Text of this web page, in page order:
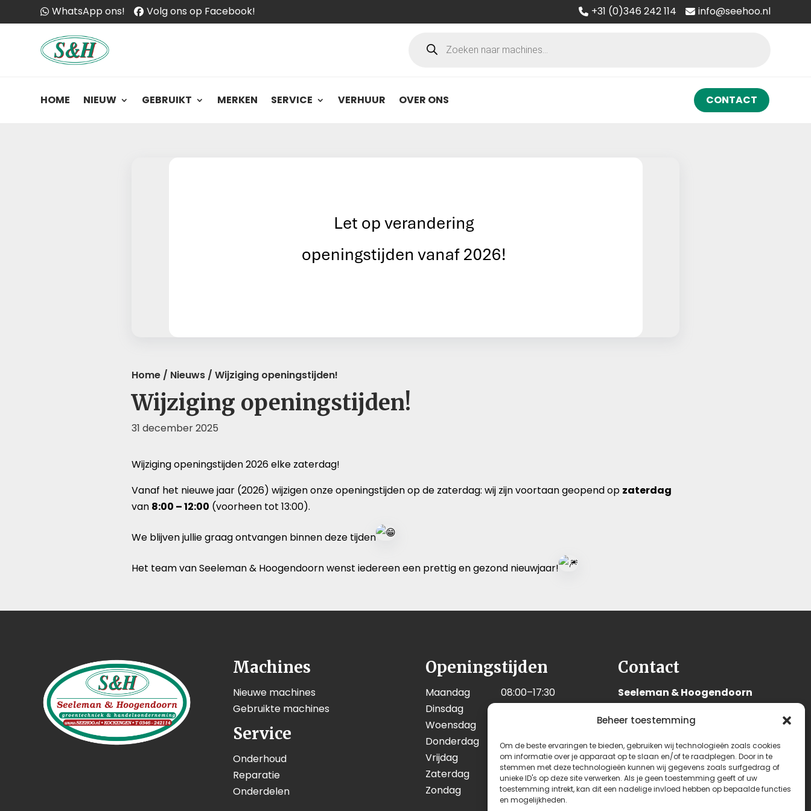
Beheer toestemming
Om de beste ervaringen te bieden, gebruiken wij technologieën zoals cookies
om informatie over je apparaat op te slaan en/of te raadplegen. Door in te
stemmen met deze technologieën kunnen wij gegevens zoals surfgedrag of
unieke ID's op deze site verwerken. Als je geen toestemming geeft of uw
toestemming intrekt, kan dit een nadelige invloed hebben op bepaalde functies
en mogelijkheden.
WhatsApp ons! Volg ons op Facebook! +31 (0)346 242 114
info@seehoo.nl
zoeken
HOME NIEUW GEBRUIKT MERKEN SERVICE VERHUUR OVER ONS CONTACT
Home / Nieuws /Wijziging openingstijden!
Wijziging openingstijden!
31 december 2025
Wijziging openingstijden 2026 elke zaterdag!
Vanaf het nieuwe jaar (2026) wijzigen onze openingstijden op de zaterdag: wij zijn voortaan geopend op zaterdag
van 8:00 – 12:00 (voorheen tot 13:00).
We blijven jullie graag ontvangen binnen deze tijden
Het team van Seeleman & Hoogendoorn wenst iedereen een prettig en gezond nieuwjaar!
Machines
Nieuwe machines
Gebruikte machines
Service
Onderhoud
Reparatie
Onderdelen
Openingstijden
Maandag
08:00–17:30
Dinsdag
Woensdag
Donderdag
08:00–17:30
Vrijdag
08:00–17:30
Zaterdag
08:00–12:00
Zondag
Gesloten
Contact
Seeleman & Hoogendoorn
3628 GD Kockengen
Nederland
+31 (0)346 242 114
info@seehoo.nl